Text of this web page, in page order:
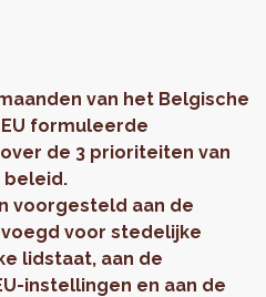
van het Belgische
formuleerde
de 3 prioriteiten van
voorgesteld aan de
voor stedelijke
lidstaat, aan de
instellingen en aan de